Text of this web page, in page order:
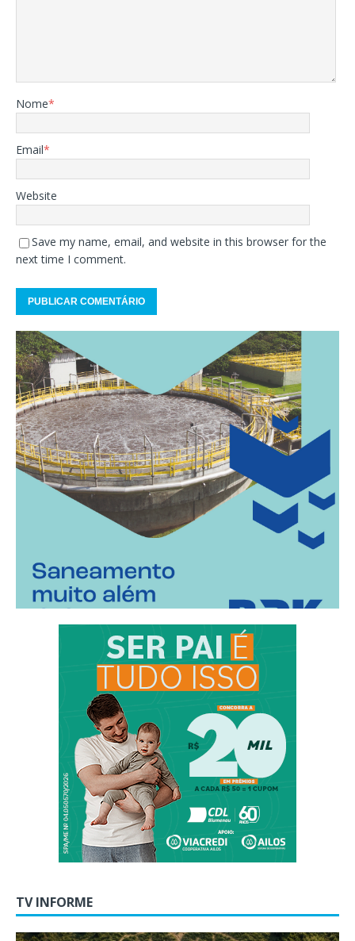
Nome*
Email*
Website
Save my name, email, and website in this browser for the
next time I comment.
TV INFORME